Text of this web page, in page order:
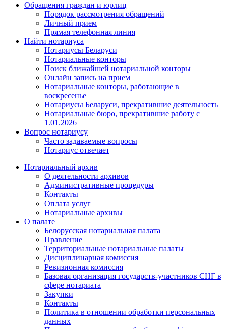
Обращения граждан и юрлиц
Порядок рассмотрения обращений
Личный прием
Прямая телефонная линия
Найти нотариуса
Нотариусы Беларуси
Нотариальные конторы
Поиск ближайшей нотариальной конторы
Онлайн запись на прием
Нотариальные конторы, работающие в
воскресенье
Нотариусы Беларуси, прекратившие деятельность
Нотариальные бюро, прекратившие работу с
1.01.2026
Вопрос нотариусу
Часто задаваемые вопросы
Нотариус отвечает
Нотариальный архив
О деятельности архивов
Административные процедуры
Контакты
Оплата услуг
Нотариальные архивы
О палате
Белорусская нотариальная палата
Правление
Территориальные нотариальные палаты
Дисциплинарная комиссия
Ревизионная комиссия
Базовая организация государств-участников СНГ в
сфере нотариата
Закупки
Контакты
Политика в отношении обработки персональных
данных